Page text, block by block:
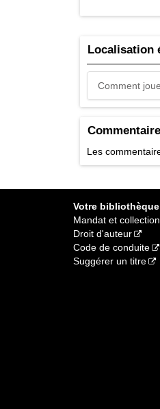
Localisation
Comment
Les
Votre bibliothèque
Mandat et
Droit d'auteur
Code de conduite
Suggérer un titre